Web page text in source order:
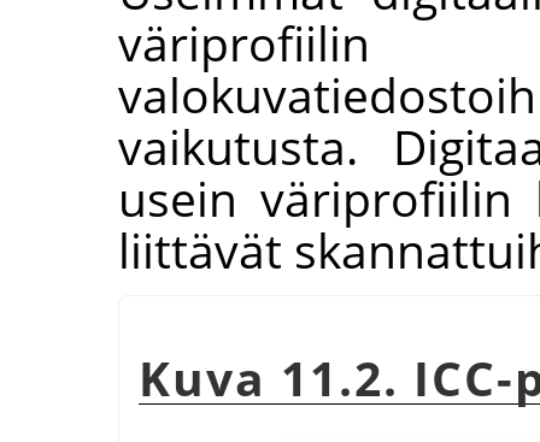
vaikutusta.
usein väriprofiilin
liittävät
Kuva 11.2.